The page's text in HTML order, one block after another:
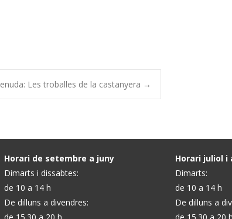
Les troballes de la castanyera →
Horari de setembre a juny
Dimarts i dissabtes:
de 10 a 14 h
De dilluns a divendres:
Horari juliol i
Dimarts:
de 10 a 14 h
De dilluns a